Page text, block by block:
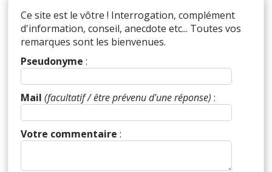
Il y a1réaction(s) sur ce commentaire :
ParMarc(2024-05-05 14:05:49) : Pour moi c'est
Réagir à ce commentaire
(Votre post sera visible sous le commentaire)
Ce site est le vôtre ! Interrogation, complément
d'information, conseil, anecdote etc... Toutes vos
remarques sont les bienvenues.
Pseudonyme :
Mail (facultatif / être prévenu d'une réponse) :
Votre commentaire :